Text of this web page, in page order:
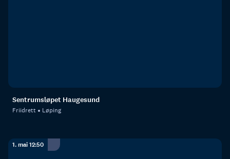
Sentrumsløpet Haugesund
Friidrett Løping
1. mai 12:50